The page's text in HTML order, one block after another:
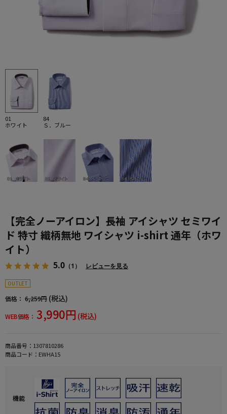
01
ホワイト
84
Ｓ．ブルー
【完全ノーアイロン】長袖 アイシャツ セミワイ
ド 特寸 織柄無地 ワイシャツ i-shirt 通年（ホワ
イト）
5.0 （1） レビューを見る
OUTLET
価格： 6,259円 (税込)
WEB価格： 3,990円 (税込)
商品番号： 1307810286
商品コード： EWHA15
機能